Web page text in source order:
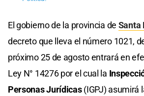
El gobierno de la provincia de Santa
decreto que lleva el número 1021,
próximo 25 de agosto entrará en
Ley N° 14276 por el cual la
Personas Jurídicas(IGPJ) asumirá